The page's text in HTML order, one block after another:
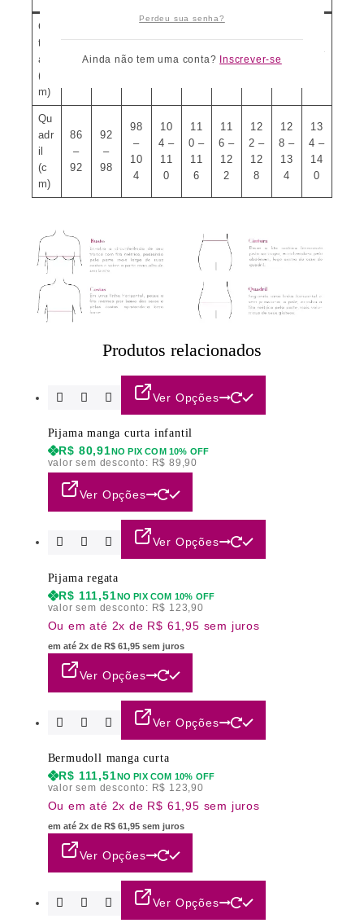
Cin
tur
a
(c
m)
58
66
–
74
–
82
–
90
–
10
11
12
2 –
Qu
adr
il
(c
m)
86
–
92
92
–
98
98
–
10
4
10
4 –
11
0
11
0 –
11
6
11
6 –
12
2
12
2 –
12
8
12
8 –
13
4
13
4 –
14
0
Produtos relacionados
Ver Opções
Pijama manga curta infantil
R$ 80,91 NO PIX COM 10% OFF
valor sem desconto: R$ 89,90
Ver Opções
Ver Opções
Pijama regata
R$ 111,51NO PIX COM 10% OFF
valor sem desconto: R$ 123,90
Ou em até 2x de R$ 61,95 sem juros
em até 2x de R$ 61,95 sem juros
Ver Opções
Ver Opções
Bermudoll manga curta
R$ 111,51 NO PIX COM 10% OFF
valor sem desconto: R$ 123,90
Ou em até 2x de R$ 61,95 sem juros
em até 2x de R$ 61,95 sem juros
Ver Opções
Ver Opções
Perdeu sua senha?
Ainda não tem uma conta? Inscrever-se